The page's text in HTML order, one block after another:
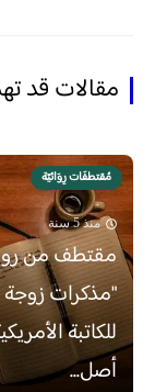
مقالات قد
مُقتطفَات رِوَائيّة
منذ 5 سنة
مقتطف من
"مذكرات
للكاتبة
أصل...